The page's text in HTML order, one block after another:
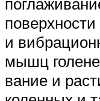
и
мышц
вание и